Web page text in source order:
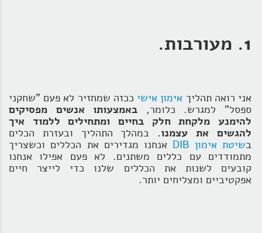
1. מעורבות.
אני רואה תהליך אימון אישי ככזה שמחזיר לא פעם "שחקני
ספסל" למגרש. כלומר, באמצעותו אנשים מפסיקים
להימנע מלקחת חלק בחיים ומתחילים ללמוד איך
להגשים את עצמנו. במהלך התהליך ובעזרת הכלים
בשיטת אימון DIB
אנחנו מגדירים את הכללים וכשצריך
מתמודדים עם כללים משתנים. לא פעם אפילו אנחנו
קובעים לשנות את הכללים שלנו כדי לייצר חיים
אפקטיביים ומצליחים יותר.